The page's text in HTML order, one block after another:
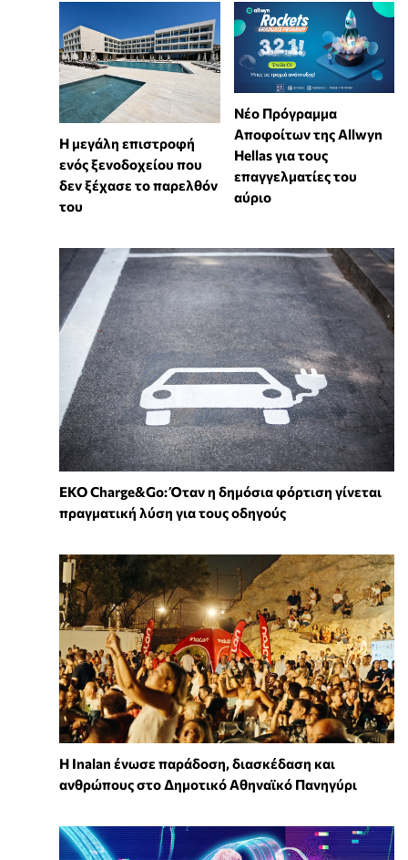
Η μεγάλη επιστροφή
ενός ξενοδοχείου που
δεν ξέχασε το παρελθόν
του
Νέο Πρόγραμμα
Αποφοίτων της Allwyn
Hellas για τους
επαγγελματίες του
αύριο
EKO Charge&Go: Όταν η δημόσια φόρτιση γίνεται
πραγματική λύση για τους οδηγούς
Η Inalan ένωσε παράδοση, διασκέδαση και
ανθρώπους στο Δημοτικό Αθηναϊκό Πανηγύρι